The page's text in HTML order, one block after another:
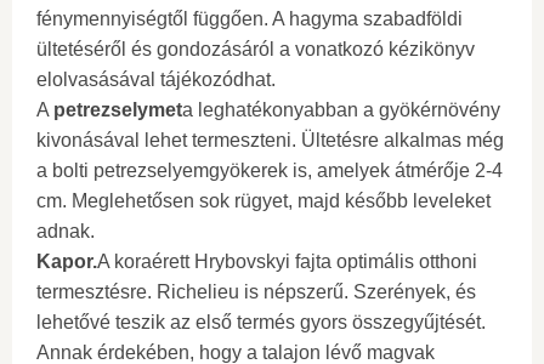
fénymennyiségtől függően. A hagyma szabadföldi
ültetéséről és gondozásáról a vonatkozó kézikönyv
elolvasásával tájékozódhat.
A petrezselymeta leghatékonyabban a gyökérnövény
kivonásával lehet termeszteni. Ültetésre alkalmas még
a bolti petrezselyemgyökerek is, amelyek átmérője 2-4
cm. Meglehetősen sok rügyet, majd később leveleket
adnak.
Kapor.A koraérett Hrybovskyi fajta optimális otthoni
termesztésre. Richelieu is népszerű. Szerények, és
lehetővé teszik az első termés gyors összegyűjtését.
Annak érdekében, hogy a talajon lévő magvak